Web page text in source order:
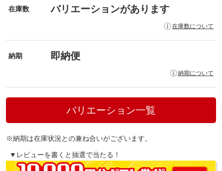
在庫数 バリエーションがあります
在庫数について
納期 即納便
納期について
バリエーション一覧
※納期は在庫状況との兼ね合いがございます。
▼レビューを書くと抽選で当たる！